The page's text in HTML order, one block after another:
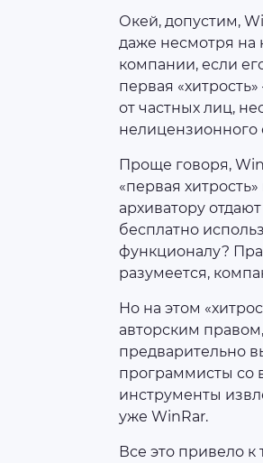
Окей, допустим,
даже несмотря на
компании, если
первая
от частных лиц,
нелицензионного
Проще говоря,
«первая
архиватору
бесплатно
функционалу?
разумеется,
Но на этом
авторским
предварительно
программисты со
инструменты
уже WinRar.
Все это привело к